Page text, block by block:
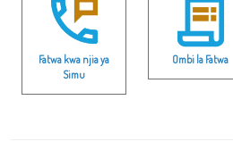
Fatwa kwa njia ya
Simu
Ombi la Fatwa